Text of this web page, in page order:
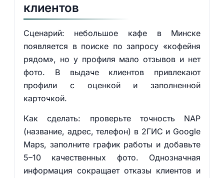
клиентов
Сценарий: небольшое кафе в Минске
появляется в поиске по запросу «кофейня
рядом», но у профиля мало отзывов и нет
фото. В выдаче клиентов привлекают
профили с оценкой и заполненной
карточкой.
Как сделать: проверьте точность NAP
(название, адрес, телефон) в 2ГИС и Google
Maps, заполните график работы и добавьте
5–10 качественных фото. Однозначная
информация сокращает отказы клиентов и